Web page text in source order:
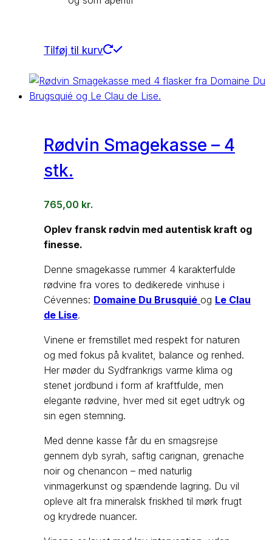
Tilføj til kurv
Rødvin Smagekasse – 4
stk.
765,00 kr.
Oplev fransk rødvin med autentisk kraft og
finesse.
Denne smagekasse rummer 4 karakterfulde
rødvine fra vores to dedikerede vinhuse i
Cévennes: Domaine Du Brusquié og Le Clau
de Lise.
Vinene er fremstillet med respekt for naturen
og med fokus på kvalitet, balance og renhed.
Her møder du Sydfrankrigs varme klima og
stenet jordbund i form af kraftfulde, men
elegante rødvine, hver med sit eget udtryk og
sin egen stemning.
Med denne kasse får du en smagsrejse
gennem dyb syrah, saftig carignan, grenache
noir og chenancon – med naturlig
vinmagerkunst og spændende lagring. Du vil
opleve alt fra mineralsk friskhed til mørk frugt
og krydrede nuancer.